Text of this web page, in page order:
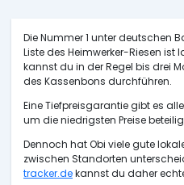
Die Nummer 1 unter deutschen
Liste des Heimwerker-Riesen ist
kannst du in der Regel bis drei
des Kassenbons durchführen.
Eine Tiefpreisgarantie gibt es
um die niedrigsten Preise
Dennoch hat Obi viele gute
zwischen Standorten
tracker.dekannst du daher